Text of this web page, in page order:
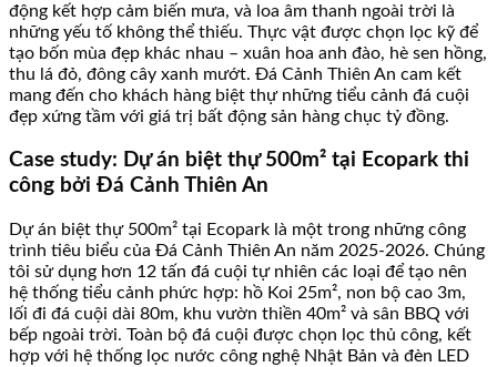
động kết hợp cảm biến mưa, và loa âm thanh ngoài trời là
những yếu tố không thể thiếu. Thực vật được chọn lọc kỹ để
tạo bốn mùa đẹp khác nhau – xuân hoa anh đào, hè sen hồng,
thu lá đỏ, đông cây xanh mướt. Đá Cảnh Thiên An cam kết
mang đến cho khách hàng biệt thự những tiểu cảnh đá cuội
đẹp xứng tầm với giá trị bất động sản hàng chục tỷ đồng.
Case study: Dự án biệt thự 500m² tại Ecopark thi
công bởi Đá Cảnh Thiên An
Dự án biệt thự 500m² tại Ecopark là một trong những công
trình tiêu biểu của Đá Cảnh Thiên An năm 2025-2026. Chúng
tôi sử dụng hơn 12 tấn đá cuội tự nhiên các loại để tạo nên
hệ thống tiểu cảnh phức hợp: hồ Koi 25m², non bộ cao 3m,
lối đi đá cuội dài 80m, khu vườn thiền 40m² và sân BBQ với
bếp ngoài trời. Toàn bộ đá cuội được chọn lọc thủ công, kết
hợp với hệ thống lọc nước công nghệ Nhật Bản và đèn LED